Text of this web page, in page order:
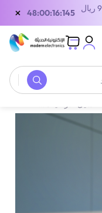
توصيل مجاني للطلبات التي تزيد قيمتها عن 99 ريال
48:00:16:145
×